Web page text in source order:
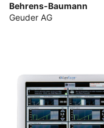
Behrens-Baumann
Geuder AG